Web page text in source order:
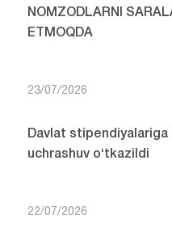
NOMZODLARNI
ETMOQDA
23/07/2026
Davlat
uchrashuv o‘tkazildi
22/07/2026